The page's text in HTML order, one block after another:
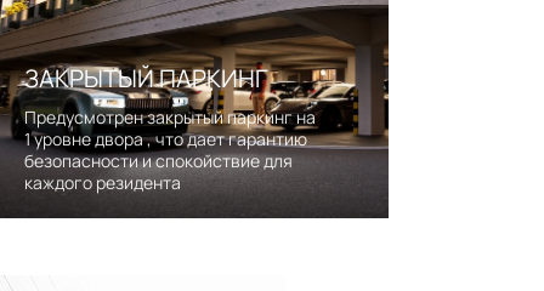
Предусмотрен закрытый паркинг на
1 уровне двора , что дает гарантию
безопасности и спокойствие для
каждого резидента
ЗАКРЫТЫЙ ПАРКИНГ